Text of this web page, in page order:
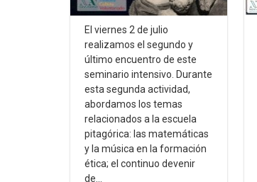
El viernes 2 de julio
realizamos el segundo y
último encuentro de este
seminario intensivo. Durante
esta segunda actividad,
abordamos los temas
relacionados a la escuela
pitagórica: las matemáticas
y la música en la formación
ética; el continuo devenir
de